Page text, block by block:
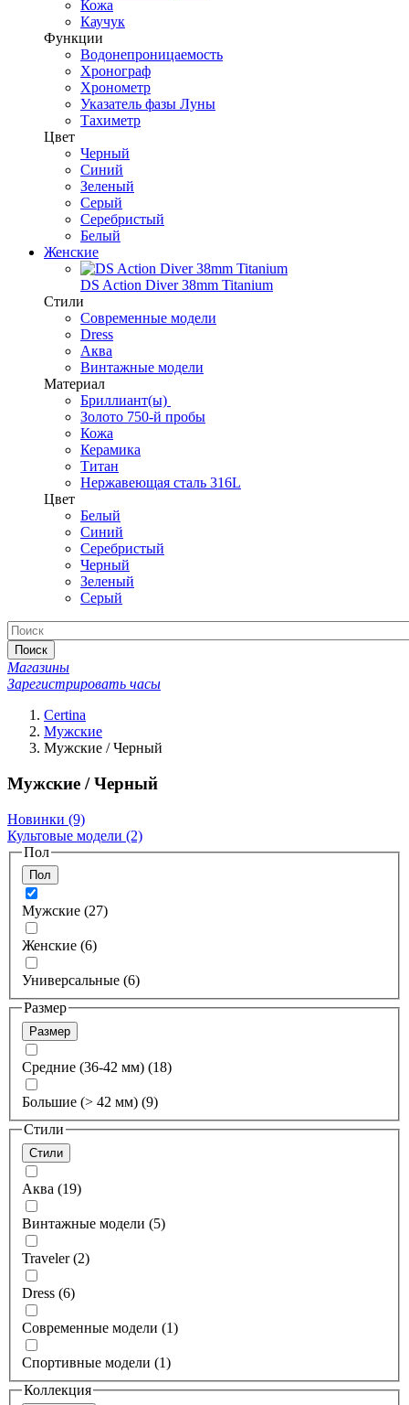
Кожа
Каучук
Функции
Водонепроницаемость
Хронограф
Хронометр
Указатель фазы Луны
Тахиметр
Цвет
Черный
Синий
Зеленый
Серый
Серебристый
Белый
Женские
DS Action Diver 38mm Titanium
Стили
Современные модели
Dress
Аква
Винтажные модели
Материал
Бриллиант(ы)
Золото 750-й пробы
Кожа
Керамика
Титан
Нержавеющая сталь 316L
Цвет
Белый
Синий
Серебристый
Черный
Зеленый
Серый
Поиск
Магазины
Зарегистрировать часы
Certina
Мужские
Мужские / Черный
Мужские / Черный
Новинки (9)
Культовые модели (2)
Пол
Пол
Мужские (27)
Женские (6)
Универсальные (6)
Размер
Размер
Средние (36-42 мм) (18)
Большие (> 42 мм) (9)
Стили
Стили
Аква (19)
Винтажные модели (5)
Traveler (2)
Dress (6)
Современные модели (1)
Спортивные модели (1)
Коллекция